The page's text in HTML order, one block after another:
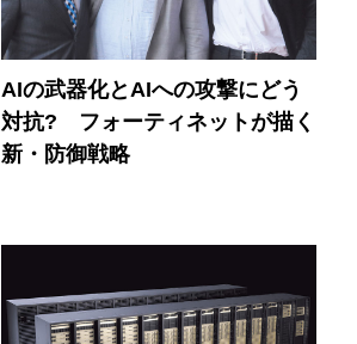
AIの武器化とAIへの攻撃にどう
対抗? フォーティネットが描く
新・防御戦略